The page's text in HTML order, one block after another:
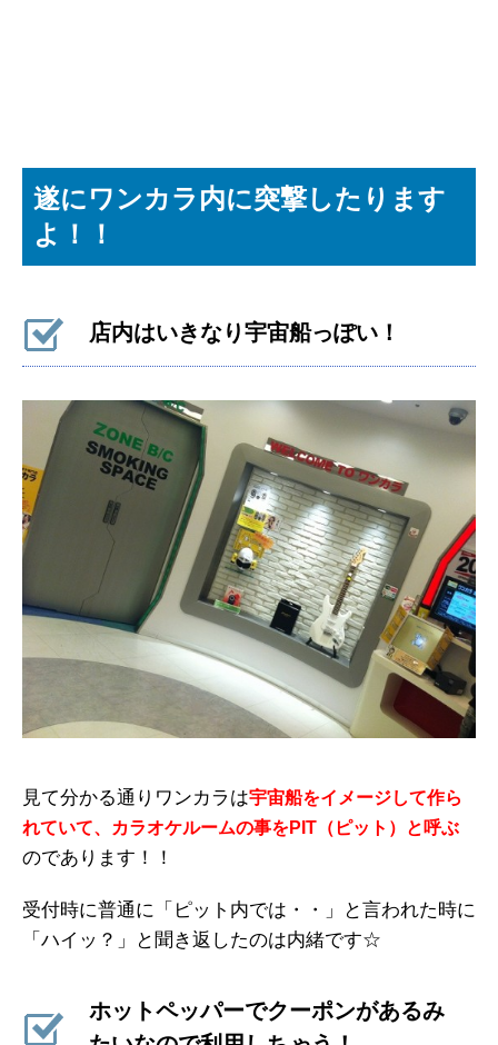
遂にワンカラ内に突撃したります
よ！！
店内はいきなり宇宙船っぽい！
見て分かる通りワンカラは宇宙船をイメージして作ら
れていて、カラオケルームの事をPIT（ピット）と呼ぶ
のであります！！
受付時に普通に「ピット内では・・」と言われた時に
「ハイッ？」と聞き返したのは内緒です☆
ホットペッパーでクーポンがあるみ